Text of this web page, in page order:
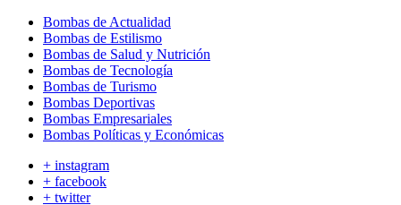
Bombas de Actualidad
Bombas de Estilismo
Bombas de Salud y Nutrición
Bombas de Tecnología
Bombas de Turismo
Bombas Deportivas
Bombas Empresariales
Bombas Políticas y Económicas
+ instagram
+ facebook
+ twitter